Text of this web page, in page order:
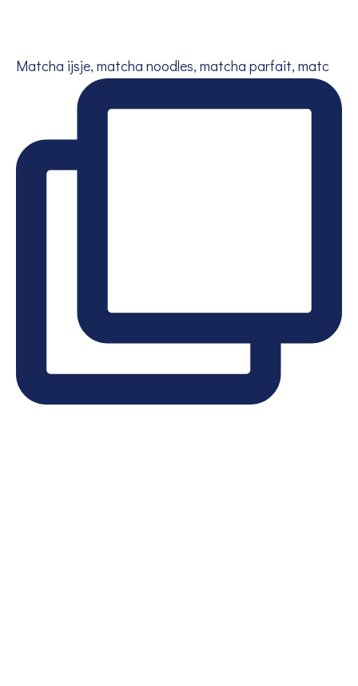
Matcha ijsje, matcha noodles, matcha parfait, matc